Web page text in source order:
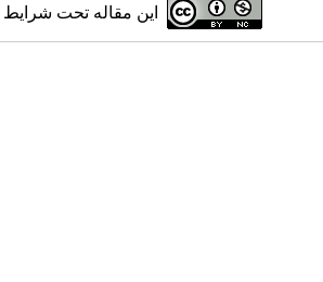
این مقاله تحت شرایط